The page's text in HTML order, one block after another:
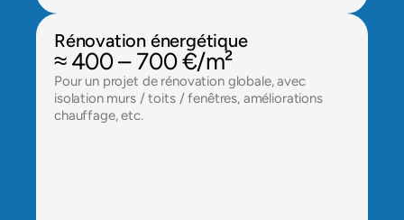
Rénovation énergétique
≈ 400 – 700 €/m²
Pour un projet de rénovation globale, avec
isolation murs / toits / fenêtres, améliorations
chauffage, etc.